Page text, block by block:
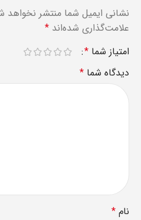
نشانی ایمیل شما منتشر نخواهد
علامت‌گذاری شده‌اند *
امتیاز شما *
دیدگاه شما *
نام *